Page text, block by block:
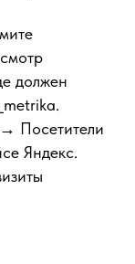
должен
Посетители
Яндекс.